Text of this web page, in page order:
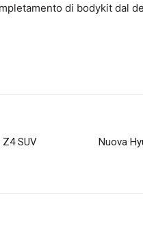
di bodykit dal
SUV
Nuova